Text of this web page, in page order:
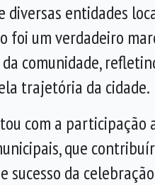
diversas entidades
foi um verdadeiro
comunidade,
trajetória da cidade.
com a participação
que
sucesso da